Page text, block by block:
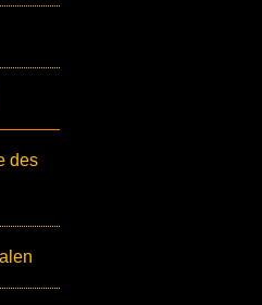
des